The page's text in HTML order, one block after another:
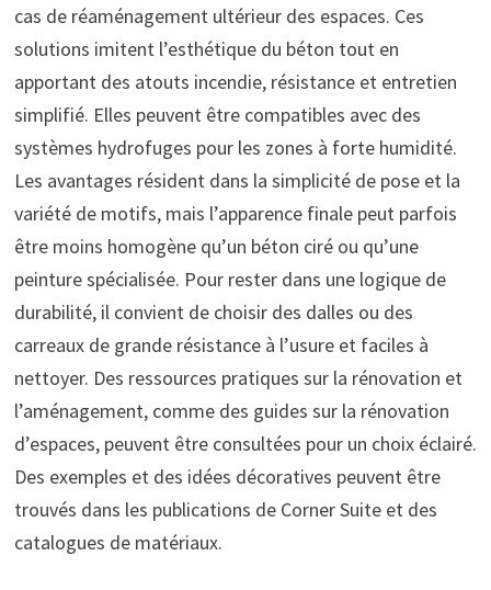
cas de réaménagement ultérieur des espaces. Ces
solutions imitent l’esthétique du béton tout en
apportant des atouts incendie, résistance et entretien
simplifié. Elles peuvent être compatibles avec des
systèmes hydrofuges pour les zones à forte humidité.
Les avantages résident dans la simplicité de pose et la
variété de motifs, mais l’apparence finale peut parfois
être moins homogène qu’un béton ciré ou qu’une
peinture spécialisée. Pour rester dans une logique de
durabilité, il convient de choisir des dalles ou des
carreaux de grande résistance à l’usure et faciles à
nettoyer. Des ressources pratiques sur la rénovation et
l’aménagement, comme des guides sur la rénovation
d’espaces, peuvent être consultées pour un choix éclairé.
Des exemples et des idées décoratives peuvent être
trouvés dans les publications de Corner Suite et des
catalogues de matériaux.